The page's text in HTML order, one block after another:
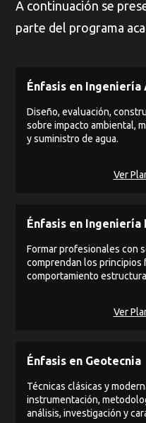
A continuación se
parte del programa
Énfasis en
Diseño, evaluación,
sobre impacto ambiental,
y suministro de agua.
Ver
Énfasis en
Formar profesionales con
comprendan los principios
comportamiento
Ver
Énfasis en Geotecnia
Técnicas clásicas y
instrumentación,
análisis, investigación y